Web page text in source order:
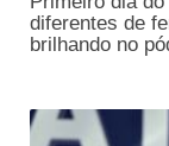
diferentes de
brilhando no